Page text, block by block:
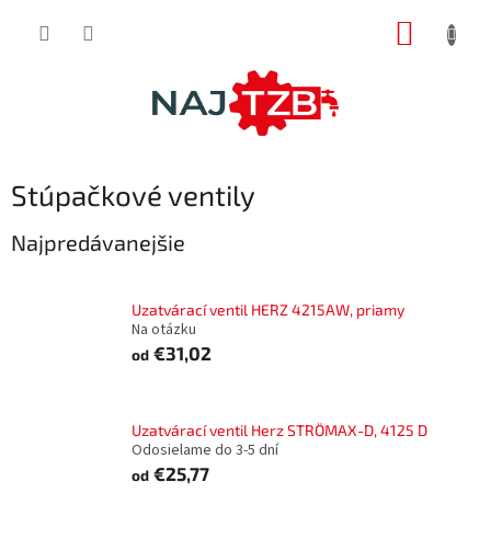
Stúpačkové ventily
Najpredávanejšie
Uzatvárací ventil HERZ 4215AW, priamy
Na otázku
od €31,02
Uzatvárací ventil Herz STRÖMAX-D, 4125 D
Odosielame do 3-5 dní
od €25,77